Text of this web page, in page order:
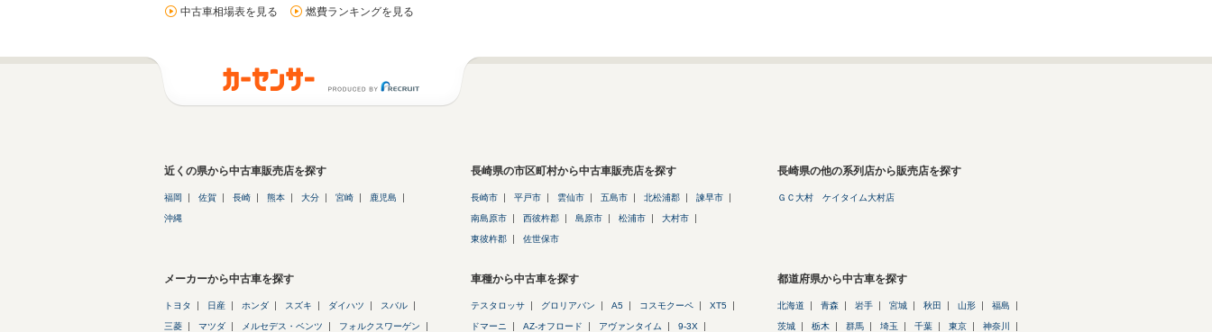
中古車相場表を見る 燃費ランキングを見る
近くの県から中古車販売店を探す
福岡 佐賀 長崎 熊本 大分 宮崎 鹿児島
沖縄
長崎県の市区町村から中古車販売店を探す
長崎市 平戸市 雲仙市 五島市 北松浦郡 諫早市
南島原市 西彼杵郡 島原市 松浦市 大村市
東彼杵郡 佐世保市
長崎県の他の系列店から販売店を探す
ＧＣ大村 ケイタイム大村店
メーカーから中古車を探す
トヨタ 日産 ホンダ スズキ ダイハツ スバル
三菱 マツダ メルセデス・ベンツ フォルクスワーゲン
車種から中古車を探す
テスタロッサ グロリアバン A5 コスモクーペ XT5
ドマーニ AZ-オフロード アヴァンタイム 9-3X
都道府県から中古車を探す
北海道 青森 岩手 宮城 秋田 山形 福島
茨城 栃木 群馬 埼玉 千葉 東京 神奈川